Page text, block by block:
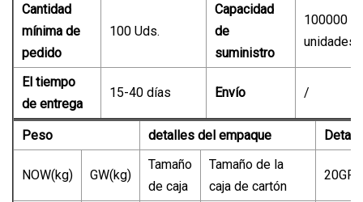
Cantidad
mínima de
pedido
100 Uds.
Capacidad
de
suministro
100000
El tiempo
de entrega
15-40 días Envío /
Peso detalles del empaque
NOW(kg) GW(kg)
Tamaño
de caja
Tamaño de la
caja de cartón
20GP